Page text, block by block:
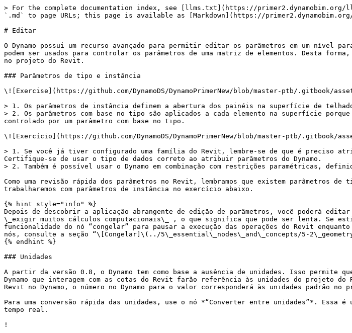
> For the complete documentation index, see [llms.txt](https://primer2.dynamobim.org/
`.md` to page URLs; this page is available as [Markdown](https://
# Editar
O Dynamo possui um recurso avançado para permitir editar os parâmetros em um nível
podem ser usados para controlar os parâmetros de uma matriz de elementos. Desta
no projeto do Revit.
### Parâmetros de tipo e instância
\![Exercise](https://github.com/DynamoDS/DynamoPrimerNew/blob/master-ptb/.gitbook/
> 1. Os parâmetros de instância definem a abertura dos painéis na superfície de
> 2. Os parâmetros com base no tipo são aplicados a cada elemento na superfície
controlado por um parâmetro com base no tipo.
\![Exercício](https://github.com/DynamoDS/DynamoPrimerNew/blob/master-ptb/.gitbook/
> 1. Se você já tiver configurado uma família do Revit, lembre-se de que é preciso
Certifique-se de usar o tipo de dados correto ao atribuir parâmetros do Dynamo.
> 2. Também é possível usar o Dynamo em combinação com restrições paramétricas,
Como uma revisão rápida dos parâmetros no Revit, lembramos que existem parâmetros
trabalharemos com parâmetros de instância no exercício abaixo.
{% hint style="info" %}
Depois de descobrir a aplicação abrangente de edição de parâmetros, você poderá editar
\_exigir muitos cálculos computacionais\_ , o que significa que pode ser lenta. Se
funcionalidade do nó “congelar” para pausar a execução das operações do Revit
nós, consulte a seção “\[Congelar]\(../5\_essential\_nodes\_and\_concepts/5-
{% endhint %}
### Unidades
A partir da versão 0.8, o Dynamo tem como base a ausência de unidades. Isso permite
Dynamo que interagem com as cotas do Revit farão referência às unidades do projeto
Revit no Dynamo, o número no Dynamo para o valor corresponderá às unidades padrão
Para uma conversão rápida das unidades, use o nó *“Converter entre unidades”*. Essa
tempo real.
!